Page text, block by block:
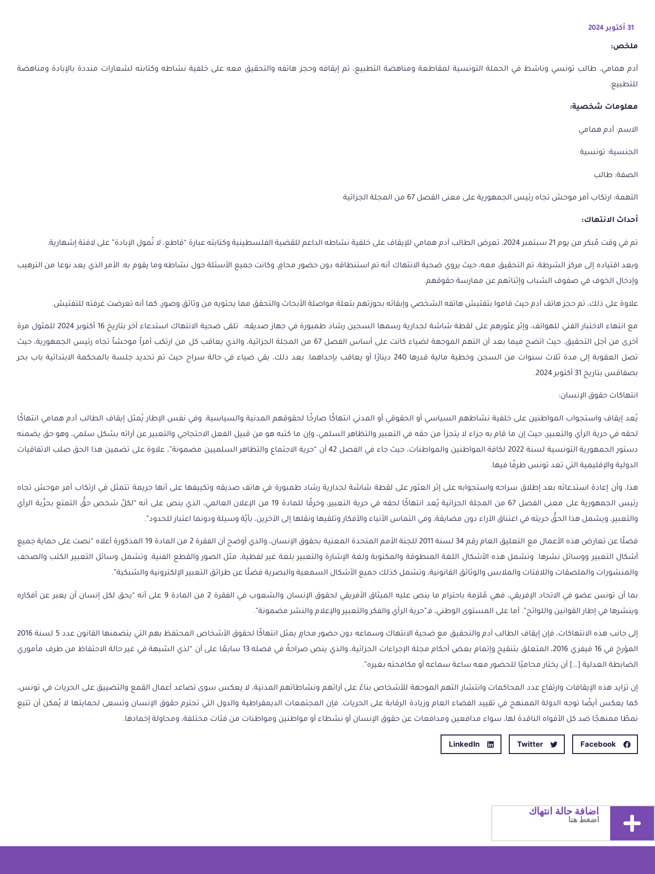
31 أكتوبر 2024
ملخص:
آدم همامي، طالب تونسي وناشط في الحملة التونسية لمقاطعة ومناهضة التطبيع، تم إيقافه وحجز هاتفه والتحقيق معه على خلفية نشاطه وكتابته لشعارات منددة بالإبادة ومناهضة
للتطبيع.
معلومات شخصية:
الاسم: آدم همامي
الجنسية: تونسية
الصفة: طالب
التهمة: ارتكاب أمر موحش تجاه رئيس الجمهورية على معنى الفصل 67 من المجلة الجزائية
أحداث الانتهاك:
تم في وقت مُبكر من يوم 21 سبتمبر 2024، تعرض الطالب آدم همامي للإيقاف على خلفية نشاطه الداعم للقضية الفلسطينية وكتابته عبارة “قاطع، لا تُمول الإبادة” على لافتة إشهارية.
وبعد اقتياده إلى مركز الشرطة، تم التحقيق معه، حيث يروي ضحية الانتهاك أنه تم استنطاقه دون حضور محامٍ، وكانت جميع الأسئلة حول نشاطه وما يقوم به. الأمر الذي يعد نوعا من الترهيب
وإدخال الخوف في صفوف الشباب وإثنائهم عن ممارسة حقوقهم.
علاوة على ذلك، تم حجز هاتف آدم حيث قاموا بتفتيش هاتفه الشخصي وإبقائه بحوزتهم بتعلة مواصلة الأبحاث والتحقق مما يحتويه من وثائق وصور، كما أنه تعرضت غرفته للتفتيش.
مع انتهاء الاختبار الفني للهواتف، وإثر عثورهم على لقطة شاشة لجدارية رسمها السجين رشاد طمبورة في جهاز صديقه، تلقى ضحية الانتهاك استدعاء آخر بتاريخ 16 أكتوبر 2024 للمثول مرة
أخرى من أجل التحقيق. حيث اتضح فيما بعد أن التهم الموجهة لضياء كانت على أساس الفصل 67 من المجلة الجزائية، والذي يعاقب كل من ارتكب أمراً موحشاً تجاه رئيس الجمهورية، حيث
تصل العقوبة إلى مدة ثلاث سنوات من السجن وخطية مالية قدرها 240 دينارًا أو يعاقب بإحداهما. بعد ذلك، بقي ضياء في حالة سراح حيث تم تحديد جلسة بالمحكمة الابتدائية باب بحر
بصفاقس بتاريخ 31 أكتوبر 2024.
انتهاكات حقوق الإنسان:
يُعد إيقاف واستجواب المواطنين على خلفية نشاطهم السياسي أو الحقوقي أو المدني انتهاكًا صارخًا لحقوقهم المدنية والسياسية. وفي نفس الإطار يُمثل إيقاف الطالب آدم همامي انتهاكًا
لحقه في حرية الرأي والتعبير، حيث إن ما قام به جزاء لا يتجزأ من حقه في التعبير والتظاهر السلمي، وإن ما كتبه هو من قبيل الفعل الاحتجاجي والتعبير عن آرائه بشكل سلمي، وهو حق يضمنه
دستور الجمهورية التونسية لسنة 2022 لكافة المواطنين والمواطنات، حيث جاء في الفصل 42 أن “حرية الاجتماع والتظاهر السلميين مضمونة”، علاوة على تضمين هذا الحق صلب الاتفاقيات
الدولية والإقليمية التي تعد تونس طرفًا فيها.
هذا، وأن إعادة استدعائه بعد إطلاق سراحه واستجوابه على إثر العثور على لقطة شاشة لجدارية رشاد طمبورة في هاتف صديقه وتكييفها على أنها جريمة تتمثل في ارتكاب أمر موحش تجاه
رئيس الجمهورية على معنى الفصل 67 من المجلة الجزائية يُعد انتهاكًا لحقه في حرية التعبير، وخرقًا للمادة 19 من الإعلان العالمي، الذي ينص على أنه “لكلِّ شخص حقُّ التمتع بحرِّية الرأي
والتعبير، ويشمل هذا الحقُّ حريته في اعتناق الآراء دون مضايقة، وفي التماس الأنباء والأفكار وتلقيها ونقلها إلى الآخرين، بأيَّة وسيلة ودونما اعتبار للحدود”.
فضلًا عن تعارض هذه الأعمال مع التعليق العام رقم 34 لسنة 2011 للجنة الأمم المتحدة المعنية بحقوق الإنسان، والذي أوضح أن الفقرة 2 من المادة 19 المذكورة أعلاه “نصت على حماية جميع
أشكال التعبير ووسائل نشرها. وتشمل هذه الأشكال اللغة المنطوقة والمكتوبة ولغة الإشارة والتعبير بلغة غير لفظية، مثل الصور والقطع الفنية. وتشمل وسائل التعبير الكتب والصحف
والمنشورات والملصقات واللافتات والملابس والوثائق القانونية، وتشمل كذلك جميع الأشكال السمعية والبصرية فضلًا عن طرائق التعبير الإلكترونية والشبكية”.
بما أن تونس عضو في الاتحاد الإفريقي، فهي مُلزمة باحترام ما ينص عليه الميثاق الأفريقي لحقوق الإنسان والشعوب في الفقرة 2 من المادة 9 على أنه “يحق لكل إنسان أن يعبر عن أفكاره
وينشرها في إطار القوانين واللوائح”. أما على المستوى الوطني، فـ”حرية الرأي والفكر والتعبير والإعلام والنشر مضمونة”.
إلى جانب هذه الانتهاكات، فإن إيقاف الطالب آدم والتحقيق مع ضحية الانتهاك وسماعه دون حضور محامٍ يمثل انتهاكًا لحقوق الأشخاص المحتفظ بهم التي يتضمنها القانون عدد 5 لسنة 2016
المؤرخ في 16 فيفري 2016، المتعلق بتنقيح وإتمام بعض أحكام مجلة الإجراءات الجزائية، والذي ينص صراحةً في فصله 13 سابعًا على أن “لذي الشبهة في غير حالة الاحتفاظ من طرف مأموري
الضابطة العدلية […] أن يختار محاميًا للحضور معه ساعة سماعه أو مكافحته بغيره”.
إن تزايد هذه الإيقافات وارتفاع عدد المحاكمات وانتشار التهم الموجهة للأشخاص بناءً على آرائهم ونشاطاتهم المدنية، لا يعكس سوى تصاعد أعمال القمع والتضييق على الحريات في تونس،
كما يعكس أيضًا توجه الدولة الممنهج في تقييد الفضاء العام وزيادة الرقابة على الحريات. فإن المجتمعات الديمقراطية والدول التي تحترم حقوق الإنسان وتسعى لحمايتها لا يُمكن أن تتبع
نمطًا ممنهجًا ضد كل الأفواه الناقدة لها، سواء مدافعين ومدافعات عن حقوق الإنسان أو نشطاء أو مواطنين ومواطنات من فئات مختلفة، ومحاولة إخمادها.
Facebook
Twitter
LinkedIn
اضافة حالة انتهاك
اضغط هنا